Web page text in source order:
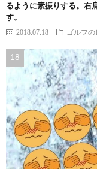
るように素振りする。右
す。
2018.07.18 ゴルフ